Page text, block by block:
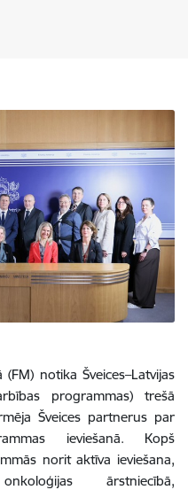
notika Šveices–Latvijas
programmas) trešā
Šveices partnerus par
ieviešanā. Kopš
norit aktīva ieviešana,
ārstniecībā,